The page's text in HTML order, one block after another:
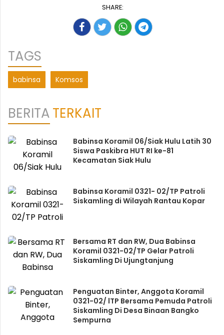
SHARE:
TAGS
babinsa Komsos
BERITATERKAIT
Babinsa Koramil 06/Siak Hulu Latih 30
Siswa Paskibra HUT RI ke-81
Kecamatan Siak Hulu
Babinsa Koramil 0321- 02/TP Patroli
Siskamling di Wilayah Rantau Kopar
Bersama RT dan RW, Dua Babinsa
Koramil 0321-02/TP Gelar Patroli
Siskamling Di Ujungtanjung
Penguatan Binter, Anggota Koramil
0321-02/ lTP Bersama Pemuda Patroli
Siskamling Di Desa Binaan Bangko
Sempurna